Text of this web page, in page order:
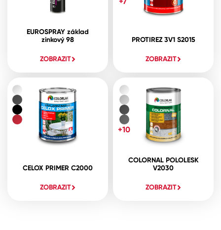
EUROSPRAY základ
zinkový 98
ZOBRAZIT
PROTIREZ 3V1 S2015
ZOBRAZIT
CELOX PRIMER C2000
ZOBRAZIT
COLORNAL POLOLESK
V2030
ZOBRAZIT
+10